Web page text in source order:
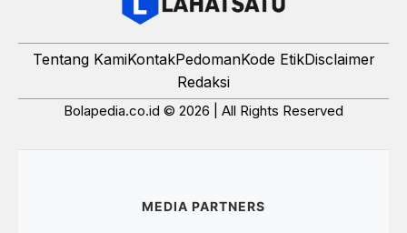
Tentang KamiKontakPedomanKode EtikDisclaimer
Redaksi
Bolapedia.co.id © 2026 | All Rights Reserved
MEDIA PARTNERS